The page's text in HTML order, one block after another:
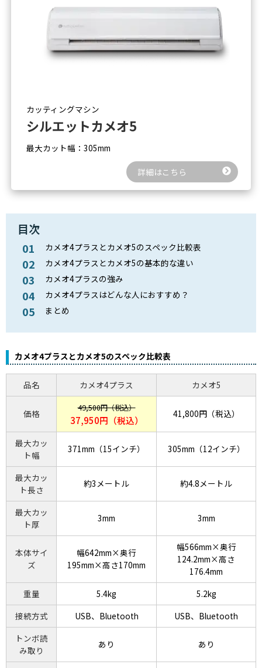
カッティングマシン
シルエットカメオ5
最大カット幅：305mm
詳細はこちら
目次
カメオ4プラスとカメオ5のスペック比較表
カメオ4プラスとカメオ5の基本的な違い
カメオ4プラスの強み
カメオ4プラスはどんな人におすすめ？
まとめ
カメオ4プラスとカメオ5のスペック比較表
品名 カメオ4プラス カメオ5
価格 49,500円（税込）
37,950円（税込）
41,800円（税込）
最大カッ
ト幅
371mm（15インチ） 305mm（12インチ）
最大カッ
ト長さ
約3メートル 約4.8メートル
最大カッ
ト厚
3mm 3mm
本体サイ
ズ
幅642mm×奥行
195mm×高さ170mm
幅566mm×奥行
124.2mm×高さ
176.4mm
重量
5.4kg
5.2kg
接続方式
USB、Bluetooth
USB、Bluetooth
トンボ読
み取り
あり あり